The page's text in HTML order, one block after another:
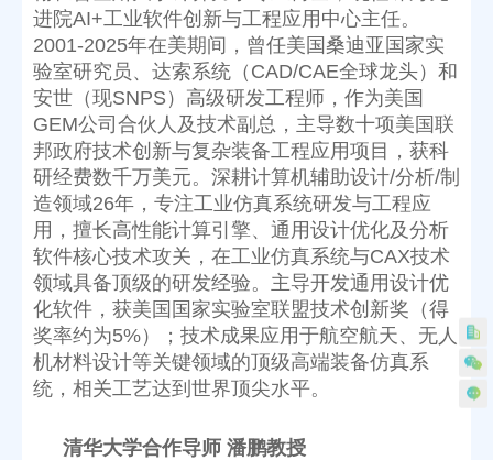
统，相关工艺达到世界顶尖水平。
清华大学合作导师 潘鹏教授